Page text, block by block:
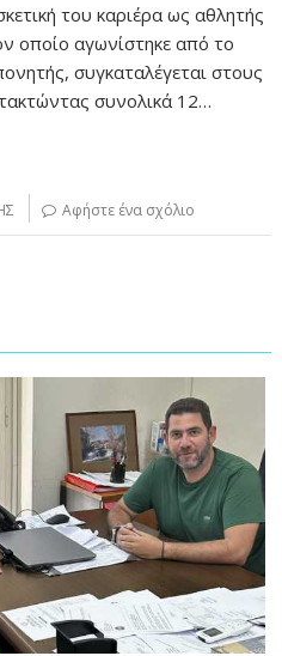
του καριέρα ως αθλητής
οποίο αγωνίστηκε από το
συγκαταλέγεται στους
συνολικά 12…
Αφήστε ένα σχόλιο